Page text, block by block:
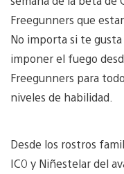
Freegunners que
No importa si te
imponer el fuego
Freegunners para
niveles de habilidad.
Desde los rostros
IC0 y Niñestelar del